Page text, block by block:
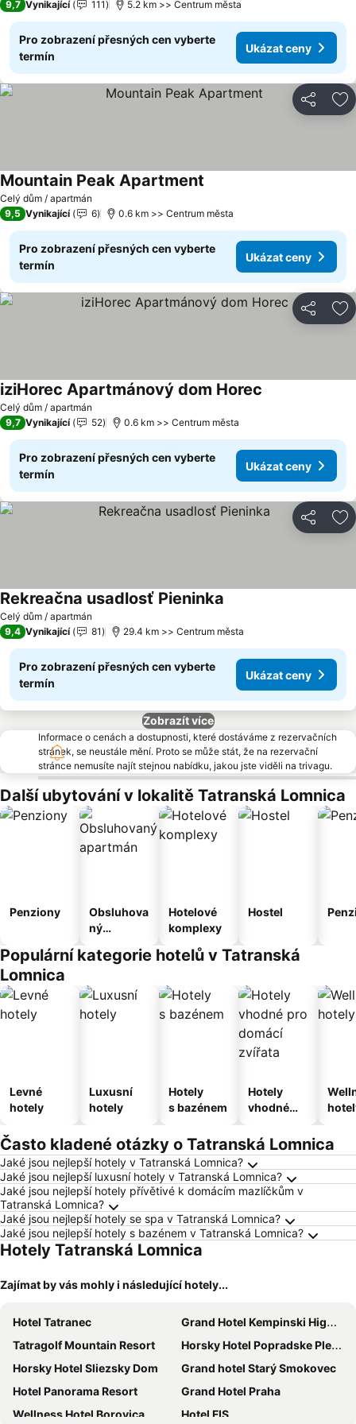
9,7 Vynikající 111 5.2 km >> Centrum města
Pro zobrazení přesných cen vyberte
termín
Ukázat ceny
Sdílet
Celý dům / apartmán
Mountain Peak Apartment
9,5 Vynikající 6 0.6 km >> Centrum města
Pro zobrazení přesných cen vyberte
termín
Ukázat ceny
Sdílet
Celý dům / apartmán
iziHorec Apartmánový dom Horec
9,7 Vynikající 52 0.6 km >> Centrum města
Pro zobrazení přesných cen vyberte
termín
Ukázat ceny
Sdílet
Celý dům / apartmán
Rekreačna usadlosť Pieninka
9,4 Vynikající 81 29.4 km >> Centrum města
Pro zobrazení přesných cen vyberte
termín
Ukázat ceny
Zobrazít více
Informace o cenách a dostupnosti, které dostáváme z rezervačních
stránek, se neustále mění. Proto se může stát, že na rezervační
stránce nemusíte najít stejnou nabídku, jakou jste viděli na trivagu.
Další ubytování v lokalitě Tatranská Lomnica
Penziony
Obsluhova
ný
Hotelové
komplexy
Hostel
Populární kategorie hotelů v Tatranská
Lomnica
Levné
hotely
Luxusní
hotely
Hotely
s bazénem
Hotely
vhodné
domácí
zvířata
Často kladené otázky o Tatranská Lomnica
Jaké jsou nejlepší hotely v Tatranská Lomnica?
Jaké jsou nejlepší luxusní hotely v Tatranská Lomnica?
Jaké jsou nejlepší hotely přívětivé k domácím mazlíčkům v
Tatranská Lomnica?
Jaké jsou nejlepší hotely se spa v Tatranská Lomnica?
Jaké jsou nejlepší hotely s bazénem v Tatranská Lomnica?
Hotely Tatranská Lomnica
Zajímat by vás mohly i následující hotely...
Hotel Tatranec
Grand Hotel Kempinski High Tatras
Tatragolf Mountain Resort
Horsky Hotel Popradske Pleso
Horsky Hotel Sliezsky Dom
Grand hotel Starý Smokovec
Hotel Panorama Resort
Grand Hotel Praha
Wellness Hotel Borovica
Hotel FIS